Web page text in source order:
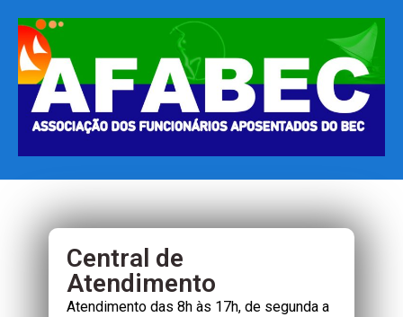
Central de
Atendimento
Atendimento das 8h às 17h, de segunda a